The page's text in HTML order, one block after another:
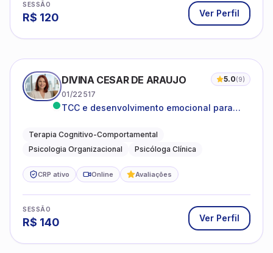
SESSÃO
R$ 120 Ver Perfil
DIVINA CESAR DE ARAUJO 5.0(9)
01/22517
TCC e desenvolvimento emocional para
Terapia Cognitivo-Comportamental
Psicologia Organizacional
Psicóloga Clínica
CRP ativo Online Avaliações
SESSÃO
R$ 140 Ver Perfil